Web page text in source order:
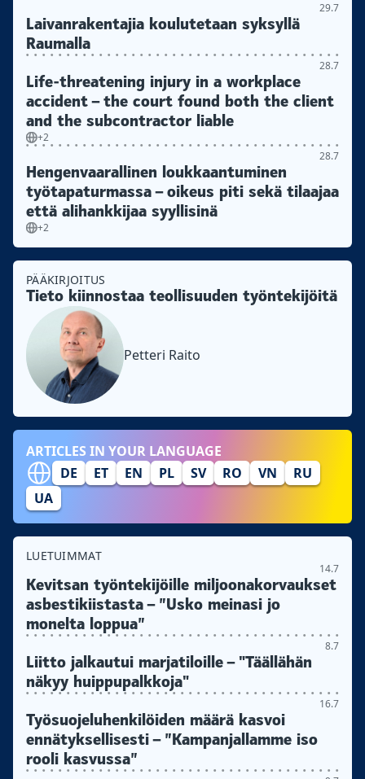
29.7
Laivanrakentajia koulutetaan syksyllä
Raumalla
28.7
Life-threatening injury in a workplace
accident – the court found both the client
and the subcontractor liable
+2
28.7
Hengenvaarallinen loukkaantuminen
työtapaturmassa – oikeus piti sekä tilaajaa
että alihankkijaa syyllisinä
+2
PÄÄKIRJOITUS
Tieto kiinnostaa teollisuuden työntekijöitä
Petteri Raito
ARTICLES IN YOUR LANGUAGE
DE
ET EN PL SV RO VN
RU
UA
LUETUIMMAT
14.7
Kevitsan työntekijöille miljoonakorvaukset
asbestikiistasta – ”Usko meinasi jo
monelta loppua”
8.7
Liitto jalkautui marjatiloille – "Täällähän
näkyy huippupalkkoja"
16.7
Työsuojeluhenkilöiden määrä kasvoi
ennätyksellisesti – ”Kampanjallamme iso
rooli kasvussa”